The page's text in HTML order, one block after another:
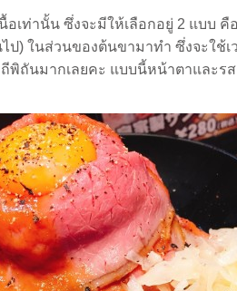
เท่านั้น ซึ่งจะมีให้เลือกอยู่ 2 แบบ คื
ไป) ในส่วนของต้นขามาทำ ซึ่งจะใช้
พิถันมากเลยคะ แบบนี้หน้าตาและร